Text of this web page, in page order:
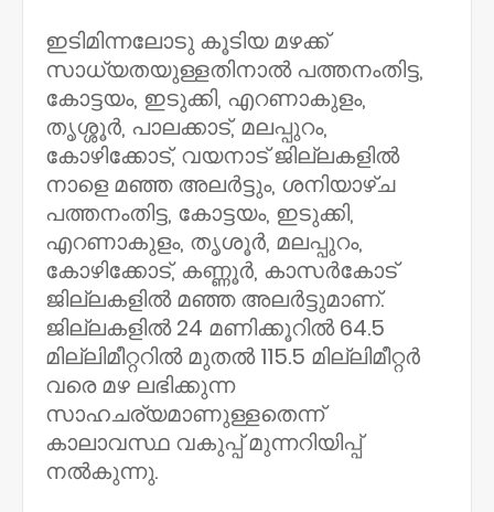
ഇടിമിന്നലോടു കൂടിയ മഴക്ക്
സാധ്യതയുള്ളതിനാൽ പത്തനംതിട്ട,
കോട്ടയം, ഇടുക്കി, എറണാകുളം,
തൃശ്ശൂർ, പാലക്കാട്, മലപ്പുറം,
കോഴിക്കോട്, വയനാട് ജില്ലകളിൽ
നാളെ മഞ്ഞ അലർട്ടും, ശനിയാഴ്ച
പത്തനംതിട്ട, കോട്ടയം, ഇടുക്കി,
എറണാകുളം, തൃശൂർ, മലപ്പുറം,
കോഴിക്കോട്, കണ്ണൂർ, കാസർകോട്
ജില്ലകളിൽ മഞ്ഞ അലർട്ടുമാണ്.
ജില്ലകളിൽ 24 മണിക്കൂറിൽ 64.5
മില്ലിമീറ്ററിൽ മുതൽ 115.5 മില്ലിമീറ്റർ
വരെ മഴ ലഭിക്കുന്ന
സാഹചര്യമാണുള്ളതെന്ന്
കാലാവസ്ഥ വകുപ്പ് മുന്നറിയിപ്പ്
നൽകുന്നു.